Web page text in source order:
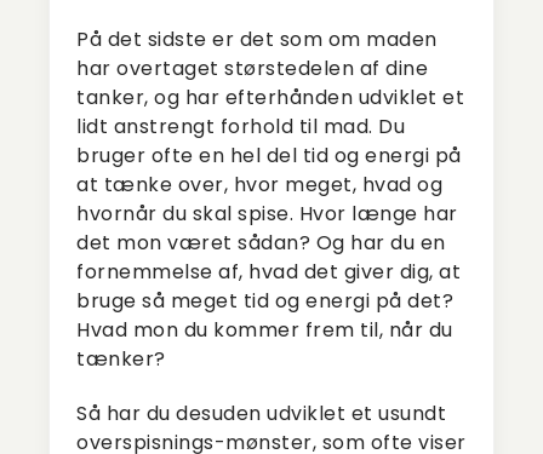
På det sidste er det som om maden
har overtaget størstedelen af dine
tanker, og har efterhånden udviklet et
lidt anstrengt forhold til mad. Du
bruger ofte en hel del tid og energi på
at tænke over, hvor meget, hvad og
hvornår du skal spise. Hvor længe har
det mon været sådan? Og har du en
fornemmelse af, hvad det giver dig, at
bruge så meget tid og energi på det?
Hvad mon du kommer frem til, når du
tænker?
Så har du desuden udviklet et usundt
overspisnings-mønster, som ofte viser